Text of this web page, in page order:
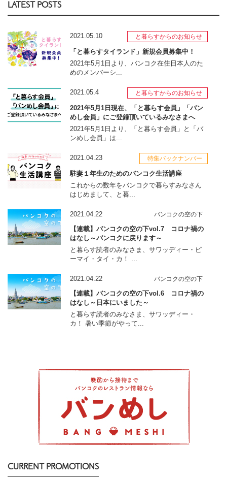
LATEST POSTS
2021.05.10 と暮らすからのお知らせ
「と暮らすタイランド」新規会員募集中！
2021年5月1日より、バンコク在住日本人のた
めのメンバーシ...
2021.05.4 と暮らすからのお知らせ
2021年5月1日現在、「と暮らす会員」「バン
めし会員」にご登録頂いているみなさまへ
2021年5月1日より、「と暮らす会員」と「バ
ンめし会員」は...
2021.04.23 特集バックナンバー
駐妻１年生のためのバンコク生活講座
これからの数年をバンコクで暮らすみなさん
はじめまして、と暮...
2021.04.22 バンコクの空の下
【連載】バンコクの空の下vol.7 コロナ禍の
はなし～バンコクに戻ります～
と暮らす読者のみなさま、サワッディー・ピ
ーマイ・タイ・カ！ ...
2021.04.22 バンコクの空の下
【連載】バンコクの空の下vol.6 コロナ禍の
はなし～日本にいました～
と暮らす読者のみなさま、サワッディー・
カ！ 暑い季節がやって...
CURRENT PROMOTIONS